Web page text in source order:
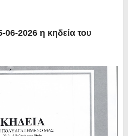
2026 η κηδεία του